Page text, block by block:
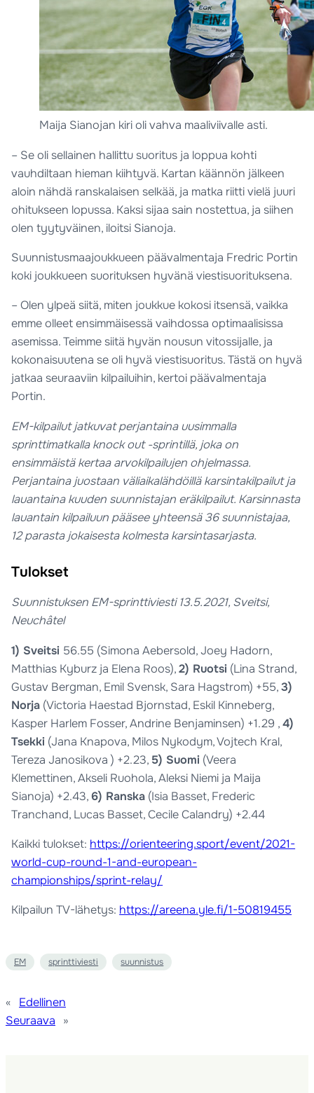
Maija Sianojan kiri oli vahva maaliviivalle asti.
– Se oli sellainen hallittu suoritus ja loppua kohti
vauhdiltaan hieman kiihtyvä. Kartan käännön jälkeen
aloin nähdä ranskalaisen selkää, ja matka riitti vielä juuri
ohitukseen lopussa. Kaksi sijaa sain nostettua, ja siihen
olen tyytyväinen, iloitsi Sianoja.
Suunnistusmaajoukkueen päävalmentaja Fredric Portin
koki joukkueen suorituksen hyvänä viestisuorituksena.
– Olen ylpeä siitä, miten joukkue kokosi itsensä, vaikka
emme olleet ensimmäisessä vaihdossa optimaalisissa
asemissa. Teimme siitä hyvän nousun vitossijalle, ja
kokonaisuutena se oli hyvä viestisuoritus. Tästä on hyvä
jatkaa seuraaviin kilpailuihin, kertoi päävalmentaja
Portin.
EM-kilpailut jatkuvat perjantaina uusimmalla
sprinttimatkalla knock out -sprintillä, joka on
ensimmäistä kertaa arvokilpailujen ohjelmassa.
Perjantaina juostaan väliaikalähdöillä karsintakilpailut ja
lauantaina kuuden suunnistajan eräkilpailut. Karsinnasta
lauantain kilpailuun pääsee yhteensä 36 suunnistajaa,
12 parasta jokaisesta kolmesta karsintasarjasta.
Tulokset
Suunnistuksen EM-sprinttiviesti 13.5.2021, Sveitsi,
Neuchâtel
1) Sveitsi 56.55 (Simona Aebersold, Joey Hadorn,
Matthias Kyburz ja Elena Roos),2) Ruotsi (Lina Strand,
Gustav Bergman, Emil Svensk, Sara Hagstrom) +55,3)
Norja (Victoria Haestad Bjornstad, Eskil Kinneberg,
Kasper Harlem Fosser, Andrine Benjaminsen) +1.29 ,4)
Tsekki (Jana Knapova, Milos Nykodym, Vojtech Kral,
Tereza Janosikova ) +2.23, 5) Suomi (Veera
Klemettinen, Akseli Ruohola, Aleksi Niemi ja Maija
Sianoja) +2.43,6) Ranska (Isia Basset, Frederic
Tranchand, Lucas Basset, Cecile Calandry) +2.44
Kaikki tulokset: https://orienteering.sport/event/2021-
world-cup-round-1-and-european-
championships/sprint-relay/
Kilpailun TV-lähetys: https://areena.yle.fi/1-50819455
EM sprinttiviesti suunnistus
«
Edellinen
Seuraava
»